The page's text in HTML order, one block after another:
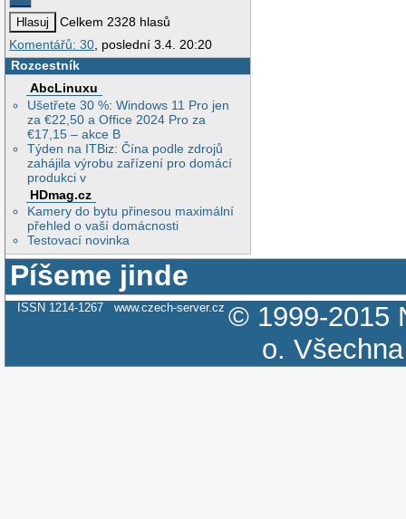
Celkem 2328 hlasů
Komentářů: 30, poslední 3.4. 20:20
Rozcestník
AbcLinuxu
Ušetřete 30 %: Windows 11 Pro jen
za €22,50 a Office 2024 Pro za
€17,15 – akce B
Týden na ITBiz: Čína podle zdrojů
zahájila výrobu zařízení pro domácí
produkci v
HDmag.cz
Kamery do bytu přinesou maximální
přehled o vaší domácnosti
Testovací novinka
Píšeme jinde
ISSN 1214-1267 www.czech-server.cz © 1999-2015
o.